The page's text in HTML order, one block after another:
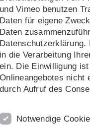
fortzusetzen und
von
und Vimeo benutzen
Daten für eigene
Daten
Datenschutzerklärung.
in die Verarbeitung
ein. Die Einwilligung
Onlineangebotes nicht
durch Aufruf des
Notwendige